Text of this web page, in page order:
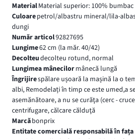
MaterialMaterial superior: 100% bumbac
Culoarepetrol/albastru mineral/lila-
dungi
Număr articol92827695
Lungime62 cm (la măr. 40/42)
Decolteudecolteu rotund, normal
Lungimea mânecilormânecă lungă
Îngrijirespălare ușoară la mașină la o
albi, Remodelați în timp ce este umed,a
asemănătoare, a nu se curăţa (cerc -
centrifugare, călcare călduţă
Marcăbonprix
Entitate comercială responsabilă în fața